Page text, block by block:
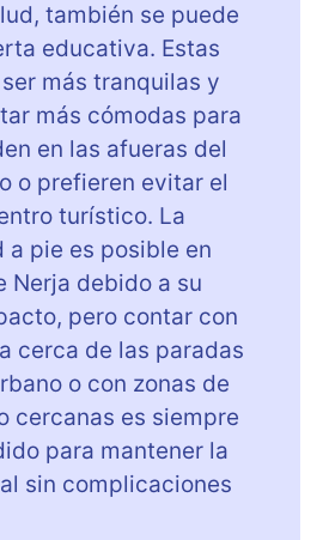
también se puede
educativa. Estas
más tranquilas y
más cómodas para
en las afueras del
o prefieren evitar el
turístico. La
pie es posible en
Nerja debido a su
pero contar con
cerca de las paradas
o con zonas de
cercanas es siempre
para mantener la
sin complicaciones